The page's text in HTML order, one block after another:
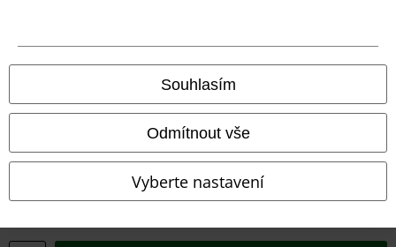
Souhlasím
Odmítnout vše
Vyberte nastavení
Prohlášení
Ochrana osobních údajů
Likvidace odpadu a ochrana životního prostředí